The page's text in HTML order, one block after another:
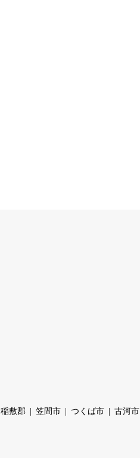
稲敷郡 笠間市 つくば市 古河市